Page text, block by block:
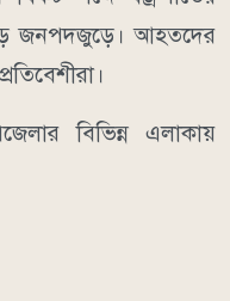
জনপদজুড়ে। আহতদের
বিভিন্ন এলাকায়